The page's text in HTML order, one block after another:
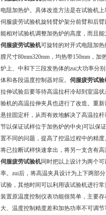
电阻加热炉。具体改造方法是在试验机上
伺服疲劳试验机旋转臂炉架分前臂和后
能相对试验机调整加热炉的高度，而且
伺服疲劳试验机可旋转的对开式电阻加
膛尺寸80mm320mm，均热带150mm，
炉上、中和下三段发热体的zui大功率分
体和各段温度控制器对应。 伺服疲劳试验
拉伸试验后要等待高温拉杆冷却到室温
验机的高温拉伸夹具也进行了改造。重
悬挂固定杆，从而有效地解决了高温拉
节以保证试样位于加热炉的中央)可以保
置不同的问题，提高了控温过程中的精
将已拉断试样快速拿出，将另一支含有
伺服疲劳试验机同时把以上设计为两个
率。zui后，将高温夹具设计为上下两部
试验，其他时间可以利用该试验机进行
装置原温度控制仪表功能很简单，主要
大、温度控制精度差和加热功率不可调